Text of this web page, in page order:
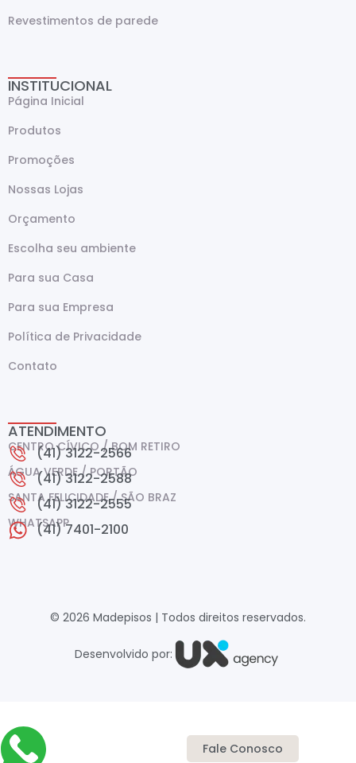
Revestimentos de parede
INSTITUCIONAL
Página Inicial
Produtos
Promoções
Nossas Lojas
Orçamento
Escolha seu ambiente
Para sua Casa
Para sua Empresa
Política de Privacidade
Contato
ATENDIMENTO
CENTRO CÍVICO / BOM RETIRO
(41) 3122-2566
ÁGUA VERDE / PORTÃO
(41) 3122-2588
SANTA FELICIDADE / SÃO BRAZ
(41) 3122-2555
WHATSAPP(41) 7401-2100
© 2026 Madepisos | Todos direitos reservados.
Desenvolvido por:
Fale Conosco